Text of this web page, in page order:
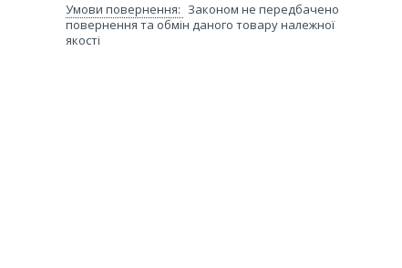
Законом не передбачено
повернення та обмін даного товару належної
якості